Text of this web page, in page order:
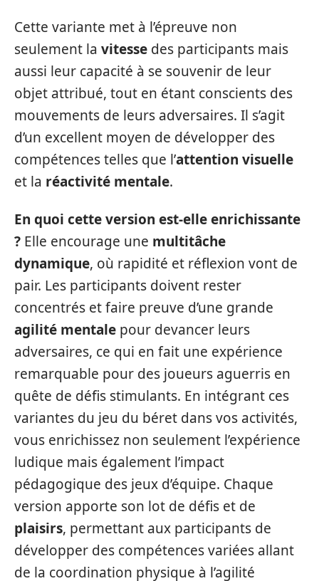
Cette variante met à l’épreuve non
seulement la vitesse des participants mais
aussi leur capacité à se souvenir de leur
objet attribué, tout en étant conscients des
mouvements de leurs adversaires. Il s’agit
d’un excellent moyen de développer des
compétences telles que l’attention visuelle
et la réactivité mentale.
En quoi cette version est-elle enrichissante
? Elle encourage une multitâche
dynamique, où rapidité et réflexion vont de
pair. Les participants doivent rester
concentrés et faire preuve d’une grande
agilité mentale pour devancer leurs
adversaires, ce qui en fait une expérience
remarquable pour des joueurs aguerris en
quête de défis stimulants. En intégrant ces
variantes du jeu du béret dans vos activités,
vous enrichissez non seulement l’expérience
ludique mais également l’impact
pédagogique des jeux d’équipe. Chaque
version apporte son lot de défis et de
plaisirs, permettant aux participants de
développer des compétences variées allant
de la coordination physique à l’agilité